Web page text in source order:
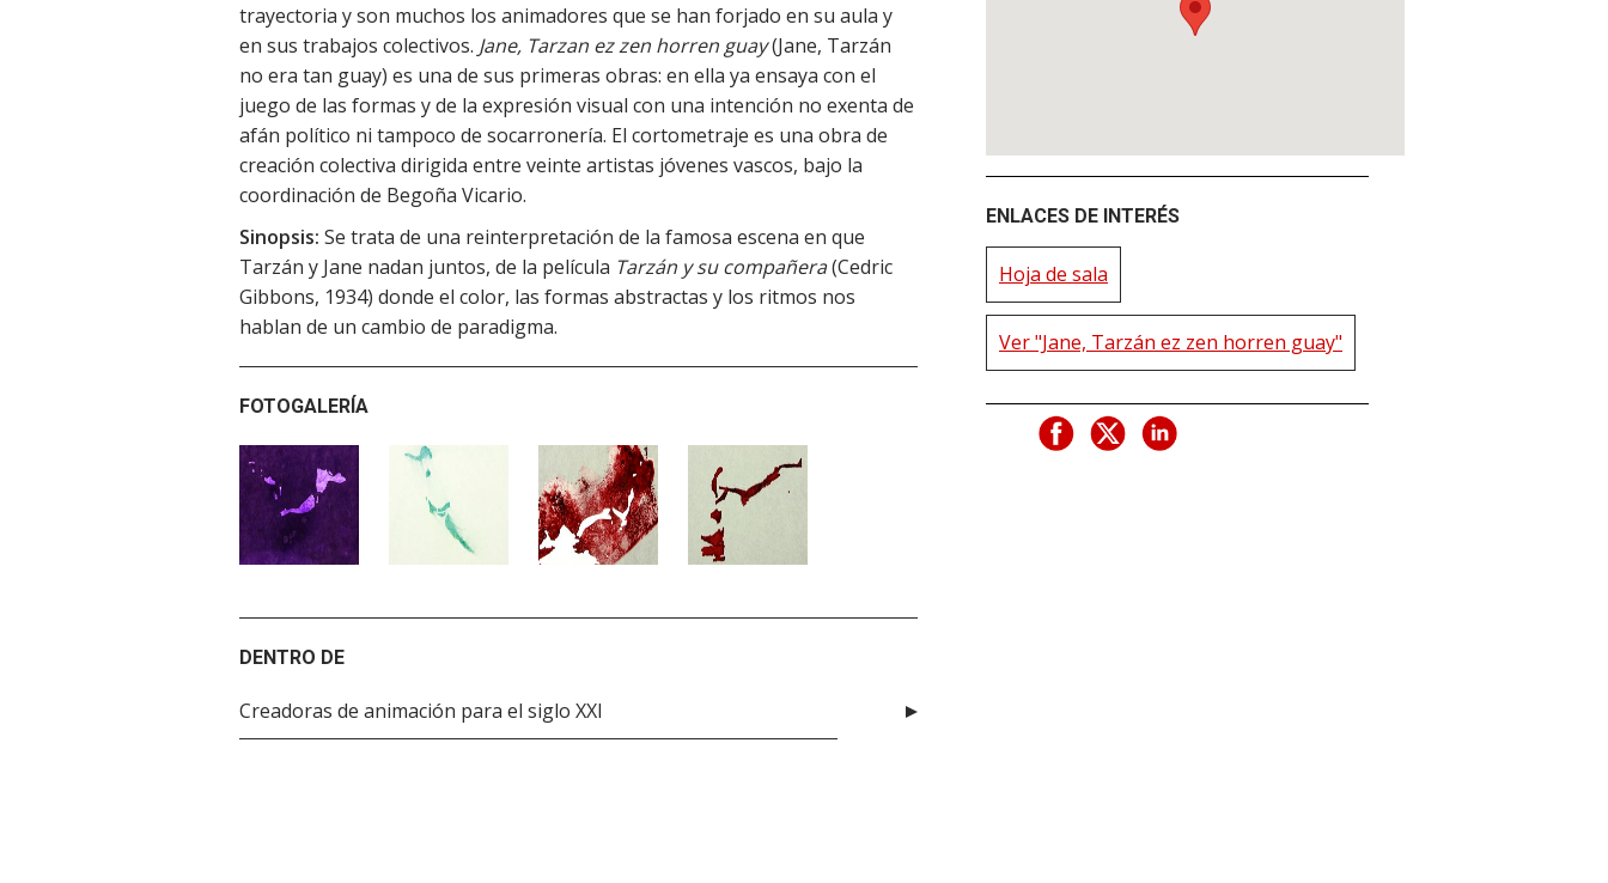
trayectoria y son muchos los animadores que se han forjado en su aula y
en sus trabajos colectivos. Jane, Tarzan ez zen horren guay(Jane, Tarzán
no era tan guay) es una de sus primeras obras: en ella ya ensaya con el
juego de las formas y de la expresión visual con una intención no exenta de
afán político ni tampoco de socarronería. El cortometraje es una obra de
creación colectiva dirigida entre veinte artistas jóvenes vascos, bajo la
coordinación de Begoña Vicario.
Sinopsis: Se trata de una reinterpretación de la famosa escena en que
Tarzán y Jane nadan juntos, de la película Tarzán y su compañera(Cedric
Gibbons, 1934) donde el color, las formas abstractas y los ritmos nos
hablan de un cambio de paradigma.
FOTOGALERÍA
DENTRO DE
Creadoras de animación para el siglo XXI
ENLACES DE INTERÉS
Hoja de sala
Ver "Jane, Tarzán ez zen horren guay"